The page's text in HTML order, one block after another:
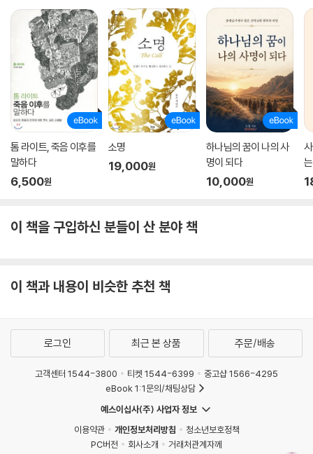
톰 라이트, 죽음 이후를
말하다
6,500원
소명
19,000원
하나님의 꿈이 나의 사
명이 되다
10,000원
이 책을 구입하신 분들이 산 분야 책
이 책과 내용이 비슷한 추천 책
로그인 최근 본 상품 주문/배송
고객센터 1544-3800 티켓 1544-6399
중고샵 1566-4295
eBook 1:1문의/채팅상담
예스이십사(주) 사업자 정보
이용약관
개인정보처리방침
청소년보호정책
PC버전
회사소개
거래처관계자께